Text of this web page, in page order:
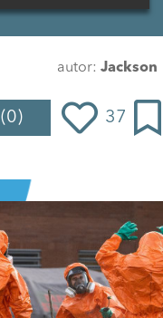
autor: Jackson
(0) 37